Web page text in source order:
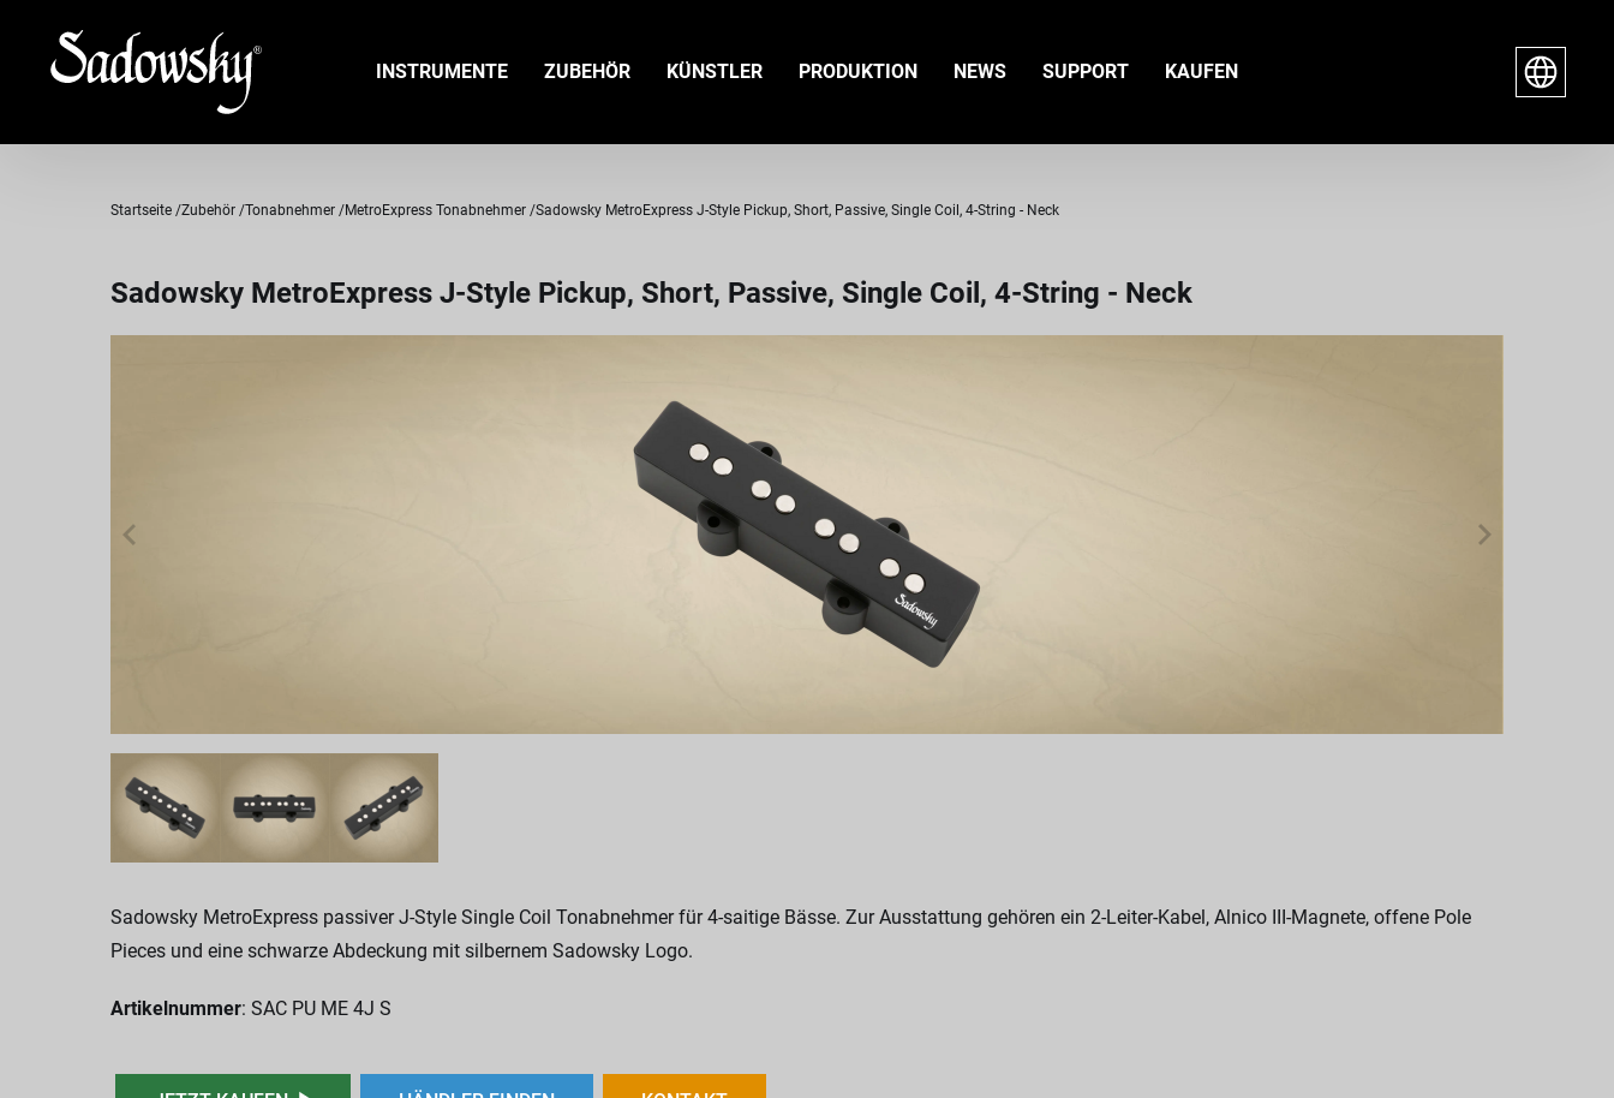
INSTRUMENTE ZUBEHÖR KÜNSTLER PRODUKTION NEWS SUPPORT KAUFEN
Startseite Zubehör Tonabnehmer MetroExpress Tonabnehmer Sadowsky MetroExpress J-Style Pickup, Short, Passive, Single Coil, 4-String - Neck
Sadowsky MetroExpress J-Style Pickup, Short, Passive, Single Coil, 4-String - Neck
Sadowsky MetroExpress passiver J-Style Single Coil Tonabnehmer für 4-saitige Bässe. Zur Ausstattung gehören ein 2-Leiter-Kabel, Alnico III-Magnete, offene Pole
Pieces und eine schwarze Abdeckung mit silbernem Sadowsky Logo.
Artikelnummer: SAC PU ME 4J S